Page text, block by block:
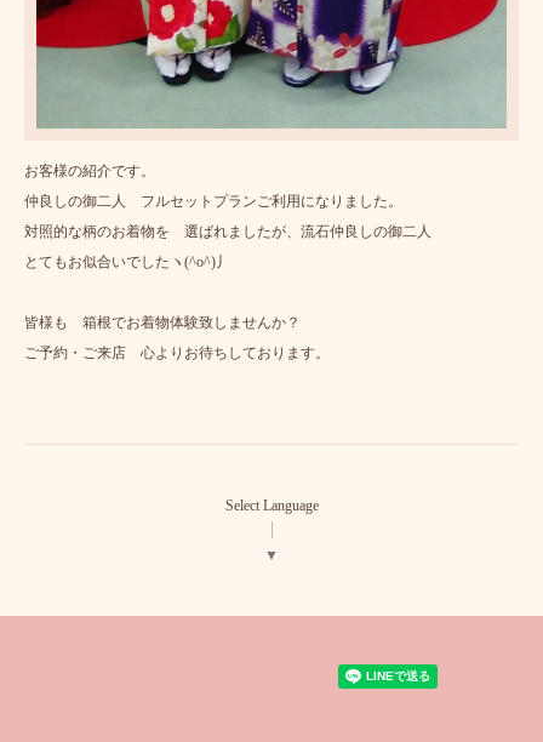
お客様の紹介です。
仲良しの御二人 フルセットプランご利用になりました。
対照的な柄のお着物を 選ばれましたが、流石仲良しの御二人
とてもお似合いでしたヽ(^o^)丿
皆様も 箱根でお着物体験致しませんか？
ご予約・ご来店 心よりお待ちしております。
Select Language
▼